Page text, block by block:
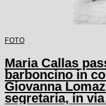
FOTO
Maria Callas
barboncino in
Giovanna
segretaria, in